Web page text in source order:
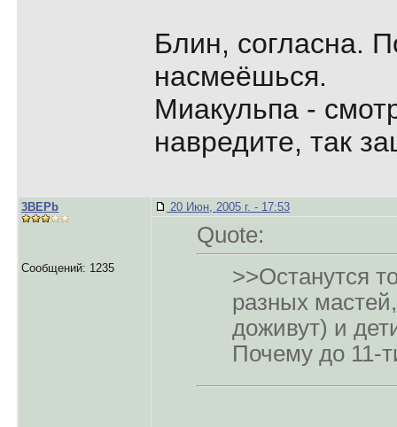
Блин, согласна.
насмеёшься.
Миакульпа -
навредите, так
3BEPb
Сообщений: 1235
20 Июн, 2005 г. - 17:53
Quote:
>>Останутся
разных
доживут) и
Почему до 11-